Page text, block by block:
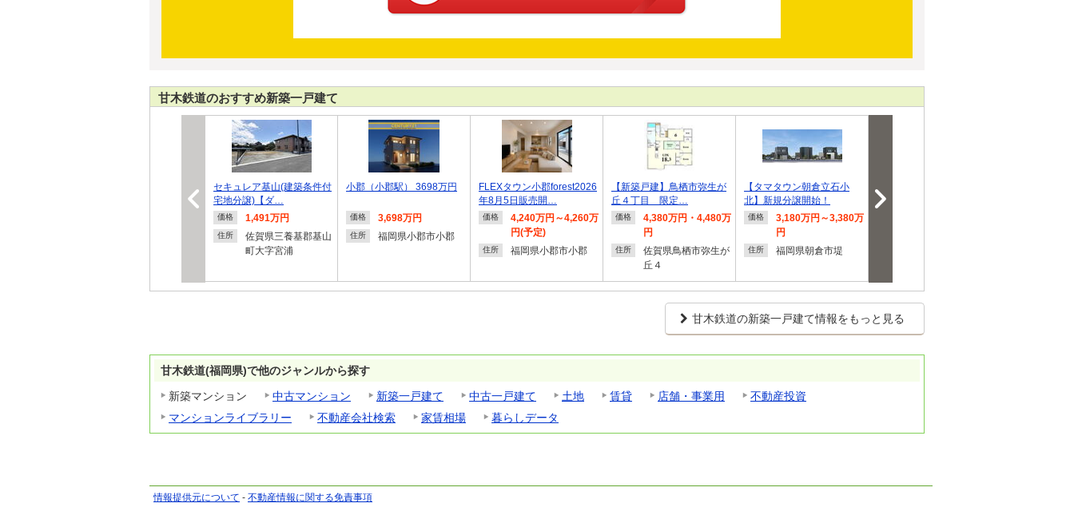
甘木鉄道のおすすめ新築一戸建て
セキュレア基山(建築条件付
宅地分譲)【ダ…
価格 1,491万円
住所
佐賀県三養基郡基山
町大字宮浦
小郡（小郡駅） 3698万円
価格 3,698万円
住所 福岡県小郡市小郡
FLEXタウン小郡forest2026
年8月5日販売開…
価格
4,240万円～4,260万
円(予定)
住所 福岡県小郡市小郡
【新築戸建】鳥栖市弥生が
丘４丁目 限定…
価格
4,380万円・4,480万
円
住所
佐賀県鳥栖市弥生が
丘４
【タマタウン朝倉立石小
北】新規分譲開始！
価格
3,180万円～3,380万
円
住所 福岡県朝倉市堤
万円～3598万円
甘木鉄道の新築一戸建て情報をもっと見る
甘木鉄道(福岡県)で他のジャンルから探す
新築マンション
中古マンション 新築一戸建て 中古一戸建て 土地 賃貸 店舗・事業用
不動産投資
マンションライブラリー
不動産会社検索 家賃相場 暮らしデータ
情報提供元について - 不動産情報に関する免責事項